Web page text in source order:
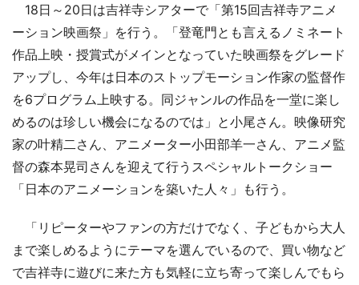
18日～20日は吉祥寺シアターで「第15回吉祥寺アニメ
ーション映画祭」を行う。「登竜門とも言えるノミネート
作品上映・授賞式がメインとなっていた映画祭をグレード
アップし、今年は日本のストップモーション作家の監督作
を6プログラム上映する。同ジャンルの作品を一堂に楽し
めるのは珍しい機会になるのでは」と小尾さん。映像研究
家の叶精二さん、アニメーター小田部羊一さん、アニメ監
督の森本晃司さんを迎えて行うスペシャルトークショー
「日本のアニメーションを築いた人々」も行う。
「リピーターやファンの方だけでなく、子どもから大人
まで楽しめるようにテーマを選んでいるので、買い物など
で吉祥寺に遊びに来た方も気軽に立ち寄って楽しんでもら